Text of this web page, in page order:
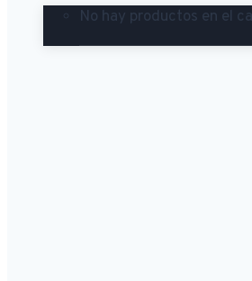
No hay productos en el